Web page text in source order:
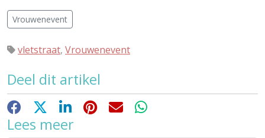
Vrouwenevent
vletstraat, Vrouwenevent
Deel dit artikel
Facebook LinkedInPinterestE-mailWhatsApp
Lees meer